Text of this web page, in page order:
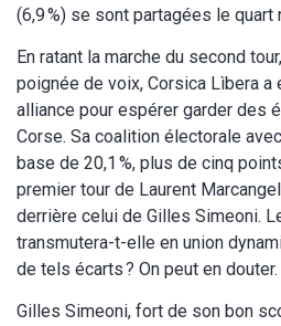
(6,9 %) se sont partagées le quart
En ratant la marche du second
poignée de voix, Corsica Lìbera a
alliance pour espérer garder des
Corse. Sa coalition électorale
base de 20,1 %, plus de cinq
premier tour de Laurent
derrière celui de Gilles Simeoni.
transmutera-t-elle en union
de tels écarts ? On peut en douter.
Gilles Simeoni, fort de son bon